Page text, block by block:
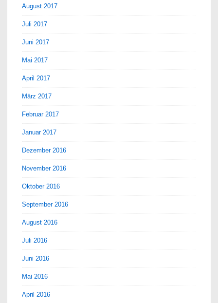
August 2017
Juli 2017
Juni 2017
Mai 2017
April 2017
März 2017
Februar 2017
Januar 2017
Dezember 2016
November 2016
Oktober 2016
September 2016
August 2016
Juli 2016
Juni 2016
Mai 2016
April 2016